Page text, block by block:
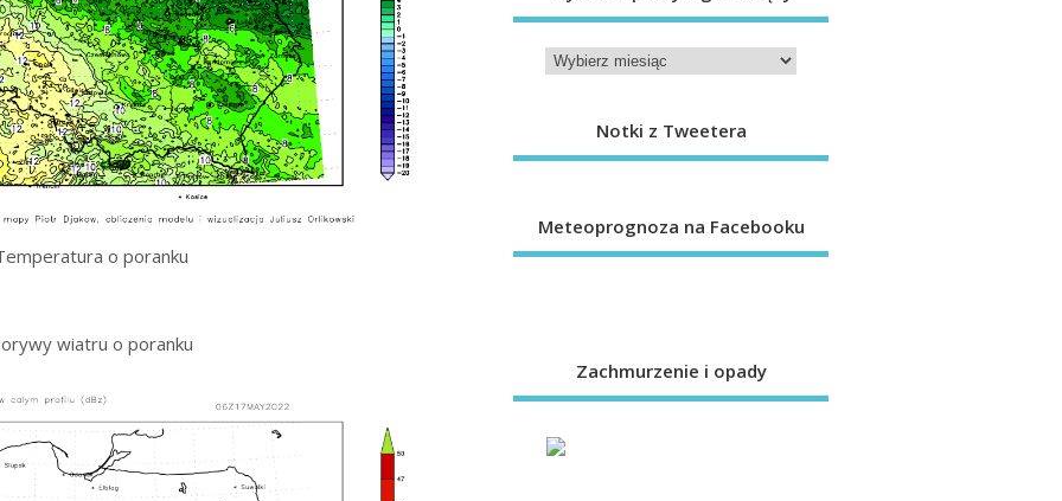
o poranku
wiatru o poranku
Notki z Tweetera
Meteoprognoza na Facebooku
Zachmurzenie i opady